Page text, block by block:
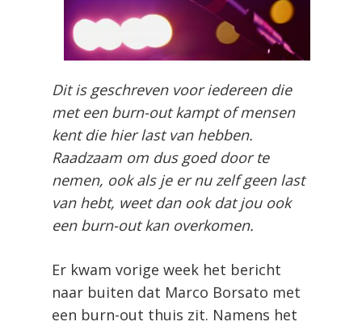
Dit is geschreven voor iedereen die
met een burn-out kampt of mensen
kent die hier last van hebben.
Raadzaam om dus goed door te
nemen, ook als je er nu zelf geen last
van hebt, weet dan ook dat jou ook
een burn-out kan overkomen.
Er kwam vorige week het bericht
naar buiten dat Marco Borsato met
een burn-out thuis zit. Namens het